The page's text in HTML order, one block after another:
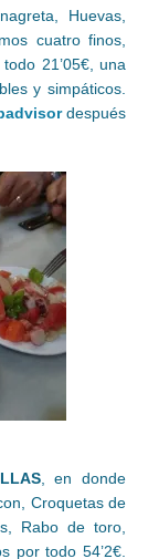
Huevas,
cuatro finos,
21’05€, una
y simpáticos.
después
, en donde
Croquetas de
Rabo de toro,
por todo 54’2€.